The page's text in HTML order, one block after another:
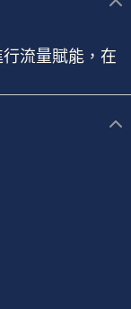
流量賦能，在